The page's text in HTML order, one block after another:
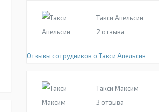
Такси Апельсин
2 отзыва
Отзывы сотрудников о Такси Апельсин
Такси Максим
3 отзыва